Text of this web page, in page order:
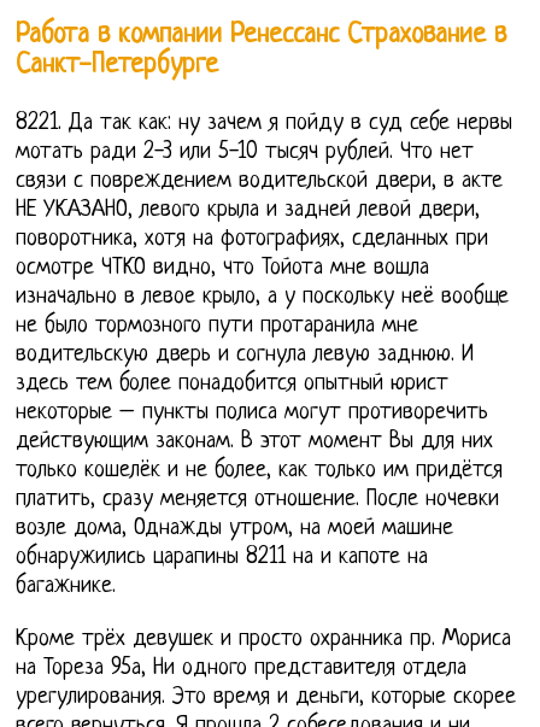
Работа в компании Ренессанс Страхование в
Санкт-Петербурге
8221. Да так как: ну зачем я пойду в суд себе нервы
мотать ради 2-3 или 5-10 тысяч рублей. Что нет
связи с повреждением водительской двери, в акте
НЕ УКАЗАНО, левого крыла и задней левой двери,
поворотника, хотя на фотографиях, сделанных при
осмотре ЧТКО видно, что Тойота мне вошла
изначально в левое крыло, а у поскольку неё вообще
не было тормозного пути протаранила мне
водительскую дверь и согнула левую заднюю. И
здесь тем более понадобится опытный юрист
некоторые – пункты полиса могут противоречить
действующим законам. В этот момент Вы для них
только кошелёк и не более, как только им придётся
платить, сразу меняется отношение. После ночевки
возле дома, Однажды утром, на моей машине
обнаружились царапины 8211 на и капоте на
багажнике.
Кроме трёх девушек и просто охранника пр. Мориса
на Тореза 95а, Ни одного представителя отдела
урегулирования. Это время и деньги, которые скорее